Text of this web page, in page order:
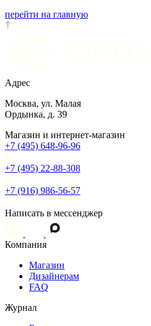
перейти на главную
Адрес
Москва, ул. Малая
Ордынка, д. 39
Магазин и интернет-магазин
+7 (495) 648-96-96
+7 (495) 22-88-308
+7 (916) 986-56-57
Написать в мессенджер
Компания
Магазин
Дизайнерам
FAQ
Журнал